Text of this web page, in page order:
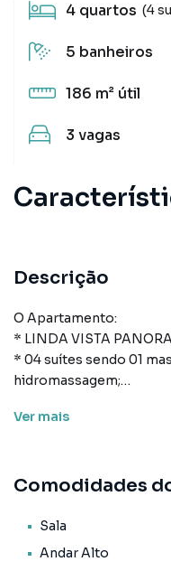
4 quartos (4
5 banheiros
186 m² útil
3 vagas
Descrição
O Apartamento:
* LINDA VISTA
* 04 suítes sendo 01
hidromassagem;
* 186m² de área privativa;
* Área de serviço;
* Living para sala de
* Sacada com
Ver mais
Comodidades
Sala
Andar Alto